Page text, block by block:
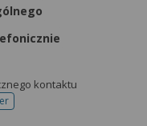
kontaktu
do rejestracji
Twoich
chcesz
tego dokonać